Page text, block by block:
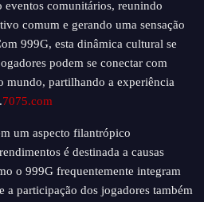
eventos comunitários, reunindo
comum e gerando uma sensação
999G, esta dinâmica cultural se
podem se conectar com
mundo, partilhando a experiência
7075.com
um aspecto filantrópico
é destinada a causas
o 999G frequentemente integram
a participação dos jogadores também